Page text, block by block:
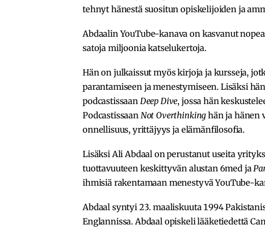
tehnyt hänestä suositun opiskelijoiden ja
Abdaalin YouTube-kanava on kasvanut
satoja miljoonia katselukertoja.
Hän on julkaissut myös kirjoja ja kursseja,
parantamiseen ja menestymiseen. Lisäksi
podcastissaan Deep Dive, jossa hän
Podcastissaan Not Overthinking hän ja hänen
onnellisuus, yrittäjyys ja elämänfilosofia.
Lisäksi Ali Abdaal on perustanut useita
tuottavuuteen keskittyvän alustan 6med ja
ihmisiä rakentamaan menestyvä YouTube-
Abdaal syntyi 23. maaliskuuta 1994
Englannissa. Abdaal opiskeli lääketiedettä